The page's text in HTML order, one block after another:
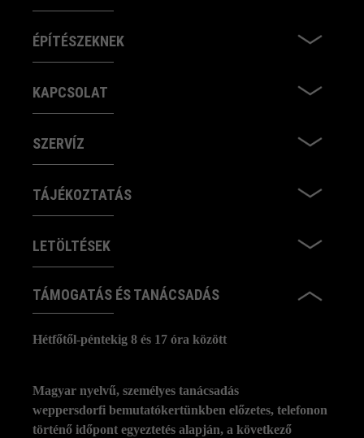
ÉPÍTÉSZEKNEK
KAPCSOLAT
SZERVÍZ
TÁJÉKOZTATÁS
LETÖLTÉSEK
TÁMOGATÁS ÉS TANÁCSADÁS
Hétfőtől-péntekig 8 és 17 óra között
Magyar nyelvű, személyes tanácsadás
weppersdorfi bemutatókertünkben előzetes, telefonon
történő időpont egyeztetés alapján, a következő